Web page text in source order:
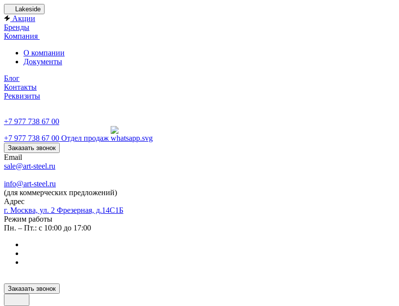
Lakeside
Акции
Бренды
Компания
О компании
Документы
Блог
Контакты
Реквизиты
+7 977 738 67 00
+7 977 738 67 00 Отдел продаж
Заказать звонок
Email
sale@art-steel.ru
info@art-steel.ru
(для коммерческих предложений)
Адрес
г. Москва, ул. 2 Фрезерная, д.14С1Б
Режим работы
Пн. – Пт.: с 10:00 до 17:00
Заказать звонок